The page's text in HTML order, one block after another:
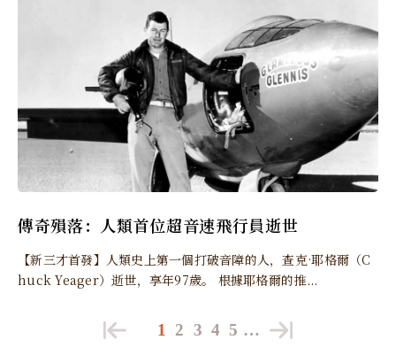
傳奇殞落：人類首位超音速飛行員逝世
【新三才首發】人類史上第一個打破音障的人，查克·耶格爾（C
huck Yeager）逝世，享年97歲。 根據耶格爾的推...
1 2 3 4 5 …